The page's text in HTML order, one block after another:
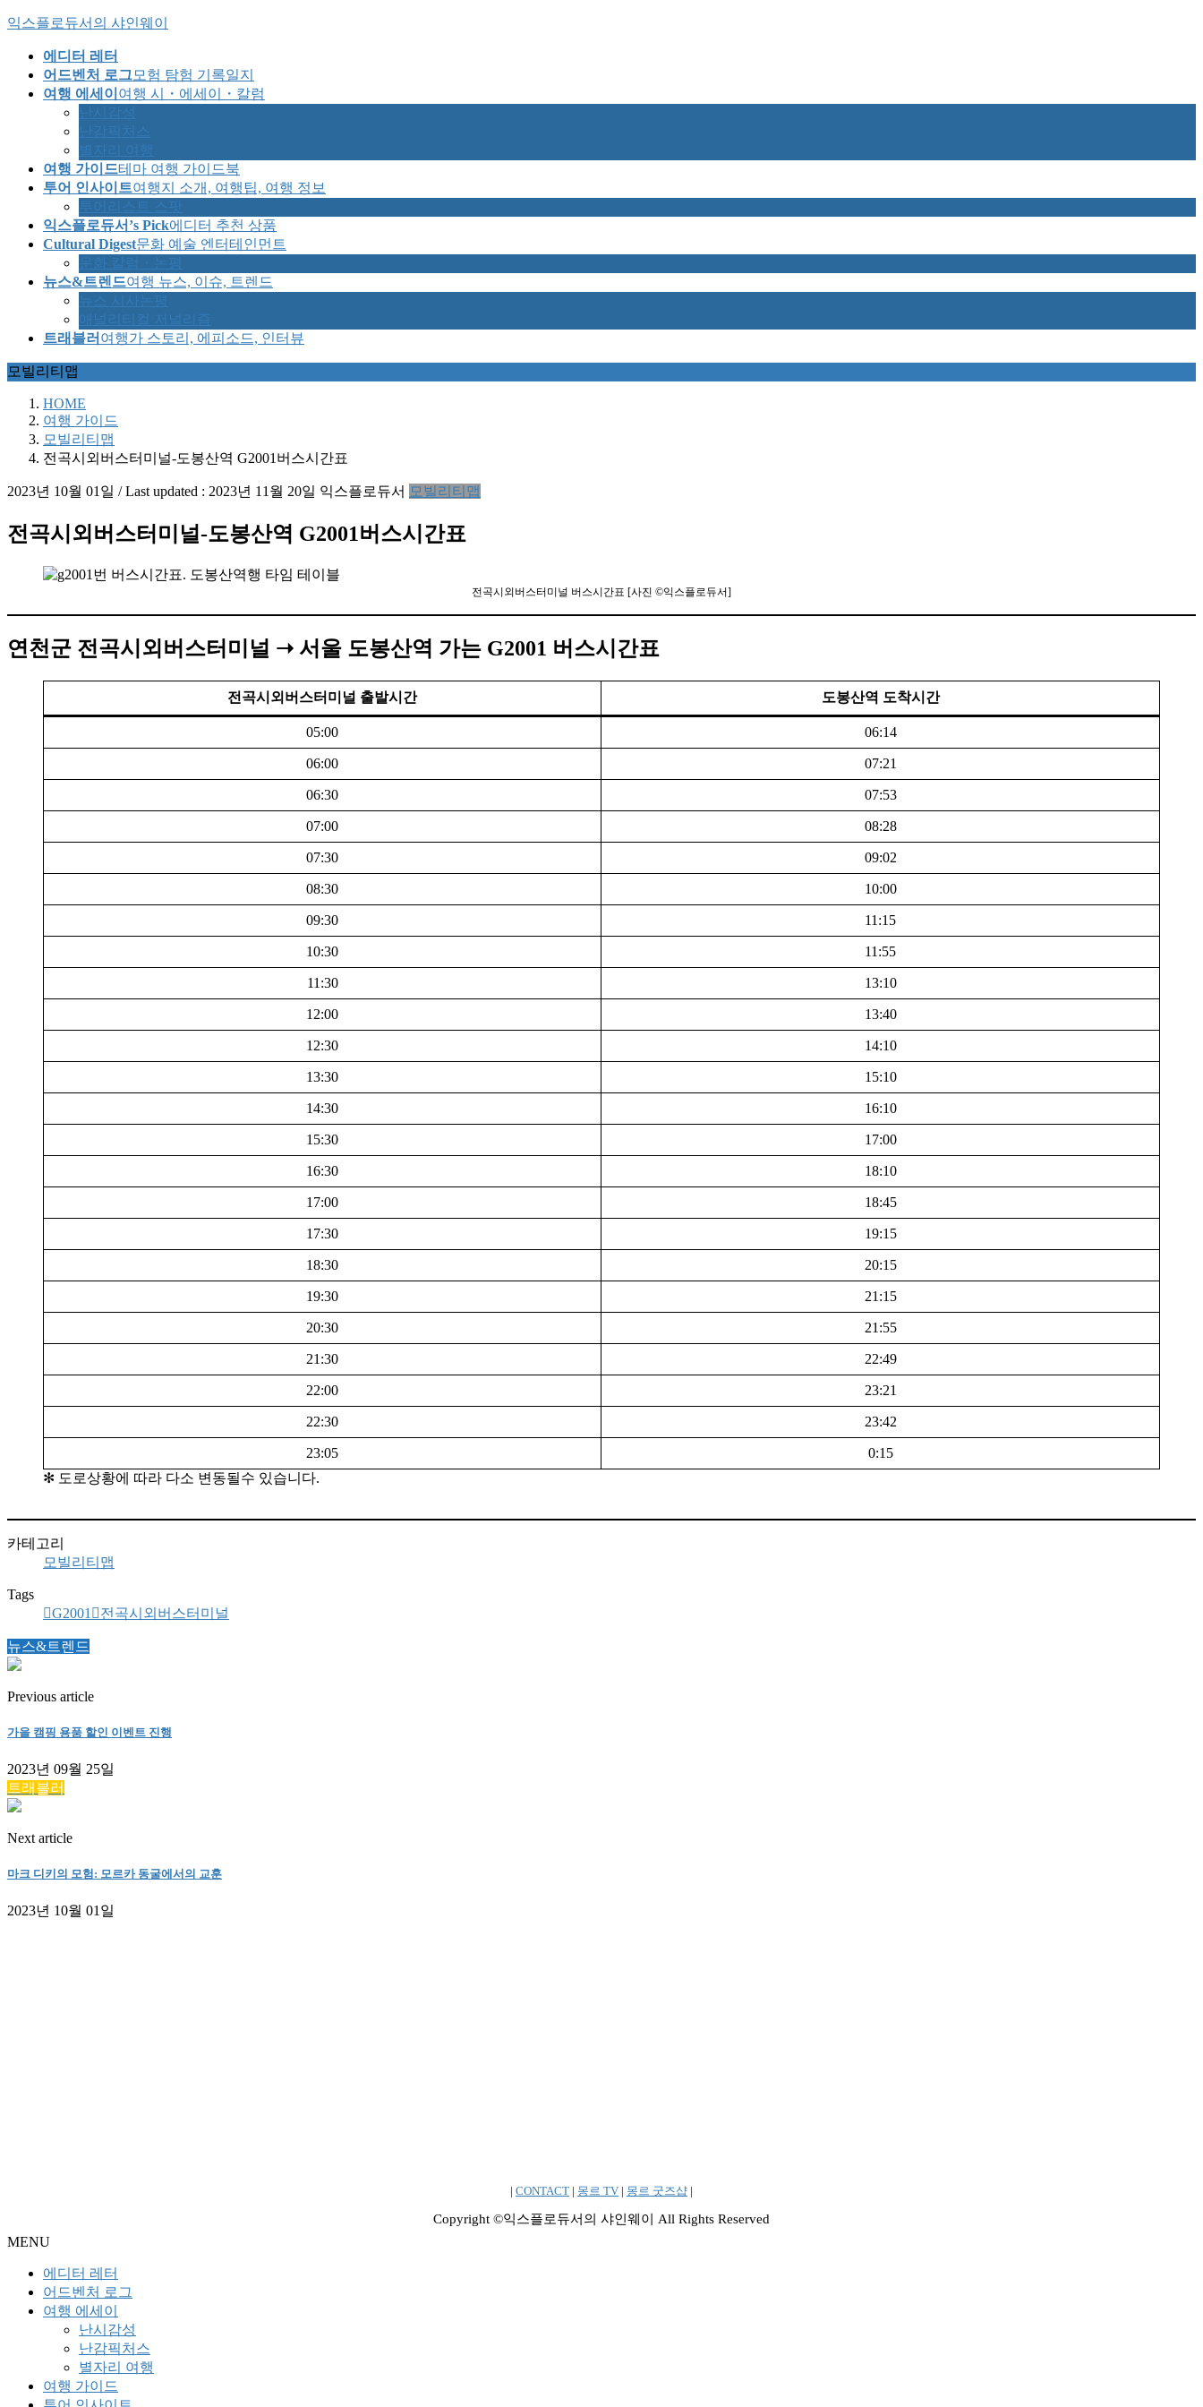
Skip
content
Skip
Navigation
익스플로듀서의 샤인웨이
에디터 레터
어드벤처 로그모험 탐험 기록일지
여행 에세이 여행 시・에세이・칼럼
난시감성
난감픽처스
별자리 여행
여행 가이드테마 여행 가이드북
투어 인사이트여행지 소개, 여행팁, 여행 정보
투어리스트 스팟
익스플로듀서’s Pick에디터 추천 상품
Cultural Digest문화 예술 엔터테인먼트
문화 칼럼・논평
뉴스&트렌드여행 뉴스, 이슈, 트렌드
뉴스 시사논평
애널리티컬 저널리즘
트래블러 여행가 스토리, 에피소드, 인터뷰
모빌리티맵
HOME
여행 가이드
모빌리티맵
전곡시외버스터미널-도봉산역 G2001버스시간표
2023년 10월 01일 / Last updated : 2023년 11월 20일 익스플로듀서 모빌리티맵
전곡시외버스터미널-도봉산역 G2001버스시간표
전곡시외버스터미널 버스시간표 [사진 ©익스플로듀서]
연천군 전곡시외버스터미널 ➝ 서울 도봉산역 가는 G2001 버스시간표
전곡시외버스터미널 출발시간 도봉산역 도착시간
05:00 06:14
06:00 07:21
06:30 07:53
07:00 08:28
07:30 09:02
08:30 10:00
09:30 11:15
10:30 11:55
11:30 13:10
12:00 13:40
12:30 14:10
13:30 15:10
14:30 16:10
15:30 17:00
16:30 18:10
17:00 18:45
17:30 19:15
18:30 20:15
19:30 21:15
20:30 21:55
21:30 22:49
22:00 23:21
22:30 23:42
23:05
0:15
✻ 도로상황에 따라 다소 변동될수 있습니다.
카테고리
모빌리티맵
Tags
G2001
전곡시외버스터미널
뉴스&트렌드
Previous article
가을 캠핑 용품 할인 이벤트 진행
2023년 09월 25일
트래블러
Next article
마크 디키의 모험: 모르카 동굴에서의 교훈
2023년 10월 01일
| CONTACT | 몽르 TV | 몽르 굿즈샵 |
Copyright ©익스플로듀서의 샤인웨이 All Rights Reserved
MENU
에디터 레터
어드벤처 로그
여행 에세이
난시감성
난감픽처스
별자리 여행
여행 가이드